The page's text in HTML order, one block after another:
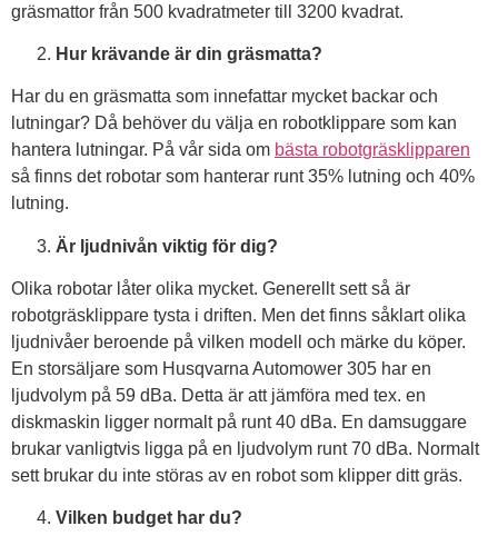
gräsmattor från 500 kvadratmeter till 3200 kvadrat.
Hur krävande är din gräsmatta?
Har du en gräsmatta som innefattar mycket backar och
lutningar? Då behöver du välja en robotklippare som kan
hantera lutningar. På vår sida om bästa robotgräsklipparen
så finns det robotar som hanterar runt 35% lutning och 40%
lutning.
Är ljudnivån viktig för dig?
Olika robotar låter olika mycket. Generellt sett så är
robotgräsklippare tysta i driften. Men det finns såklart olika
ljudnivåer beroende på vilken modell och märke du köper.
En storsäljare som Husqvarna Automower 305 har en
ljudvolym på 59 dBa. Detta är att jämföra med tex. en
diskmaskin ligger normalt på runt 40 dBa. En damsuggare
brukar vanligtvis ligga på en ljudvolym runt 70 dBa. Normalt
sett brukar du inte störas av en robot som klipper ditt gräs.
Vilken budget har du?